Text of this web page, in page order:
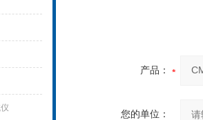
产品：
您的单位：